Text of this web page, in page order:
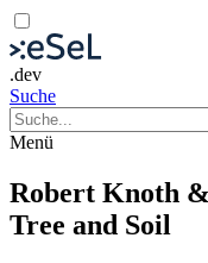
.dev
Suche
Menü
Robert Knoth
Tree and Soil